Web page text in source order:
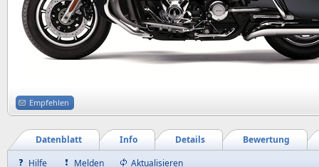
Empfehlen
Bewertung
Details
Info
Datenblatt
Hilfe
Melden Aktualisieren